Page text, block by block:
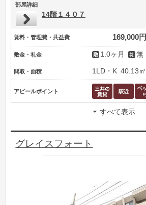
部屋詳細
14階１４０７
賃料・管理費・共益費 169,000円
敷金・礼金 1.0ヶ月 無
間取・面積 1LD・K 40.13㎡
アピールポイント
すべて表示
グレイスフォート